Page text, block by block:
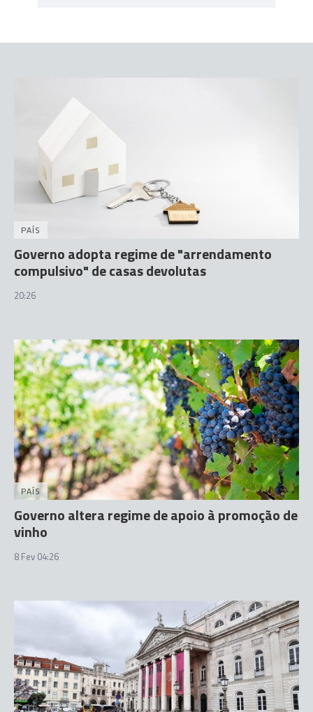
PAÍS
Governo adopta regime de "arrendamento
compulsivo" de casas devolutas
20:26
PAÍS
Governo altera regime de apoio à promoção de
vinho
8 Fev 04:26